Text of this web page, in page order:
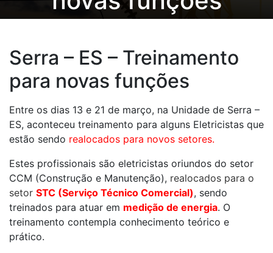
Serra – ES – Treinamento
para novas funções
Entre os dias 13 e 21 de março, na Unidade de Serra –
ES, aconteceu treinamento para alguns Eletricistas que
estão sendo realocados para novos setores.
Estes profissionais são eletricistas oriundos do setor
CCM (Construção e Manutenção), realocados para o
setor STC (Serviço Técnico Comercial), sendo
treinados para atuar em medição de energia. O
treinamento contempla conhecimento teórico e
prático.